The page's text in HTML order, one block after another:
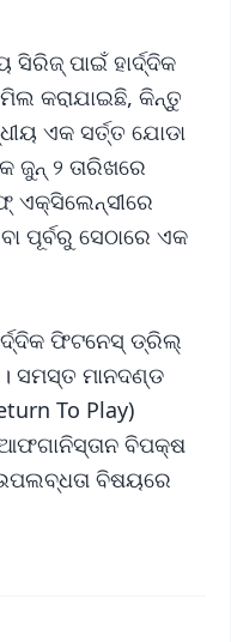
ପାଇଁ ହାର୍ଦ୍ଦିକ
କରାଯାଇଛି, କିନ୍ତୁ
ଏକ ସର୍ତ୍ତ ଯୋଡା
ଜୁନ୍ ୨ ତାରିଖରେ
ଏକ୍ସିଲେନ୍ସୀରେ
ପୂର୍ବରୁ ସେଠାରେ ଏକ
ଫିଟନେସ୍ ଡ୍ରିଲ୍
ସମସ୍ତ ମାନଦଣ୍ଡ
To Play)
ବିପକ୍ଷ
ବିଷୟରେ